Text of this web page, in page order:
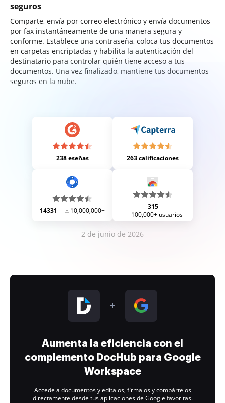
seguros
Comparte, envía por correo electrónico y envía documentos
por fax instantáneamente de una manera segura y
conforme. Establece una contraseña, coloca tus documentos
en carpetas encriptadas y habilita la autenticación del
destinatario para controlar quién tiene acceso a tus
documentos. Una vez finalizado, mantiene tus documentos
seguros en la nube.
238 eseñas 263 calificaciones
14331 10,000,000+
315
100,000+ usuarios
2 de junio de 2026
Aumenta la eficiencia con el
complemento DocHub para Google
Workspace
Accede a documentos y edítalos, fírmalos y compártelos
directamente desde tus aplicaciones de Google favoritas.